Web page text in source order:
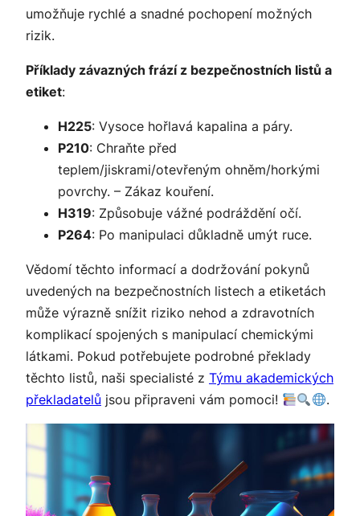
umožňuje rychlé a snadné pochopení možných
rizik.
Příklady závazných frází z bezpečnostních listů a
etiket:
H225: Vysoce hořlavá kapalina a páry.
P210: Chraňte před
teplem/jiskrami/otevřeným ohněm/horkými
povrchy. – Zákaz kouření.
H319: Způsobuje vážné podráždění očí.
P264: Po manipulaci důkladně umýt ruce.
Vědomí těchto informací a dodržování pokynů
uvedených na bezpečnostních listech a etiketách
může výrazně snížit riziko nehod a zdravotních
komplikací spojených s manipulací chemickými
látkami. Pokud potřebujete podrobné překlady
těchto listů, naši specialisté z Týmu akademických
překladatelů jsou připraveni vám pomoci! .